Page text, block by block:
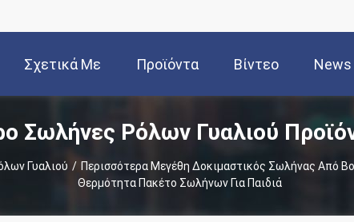
Σχετικά Με
Εμάς
Προϊόντα Βίντεο News
Σωλήνες Ρόλων Γυαλιού
Γυαλιού / Περισσότερα Μεγέθη Δοκιμαστικός Σωλήνας Από
Θερμότητα Πακέτο Σωλήνων Για Παιδιά